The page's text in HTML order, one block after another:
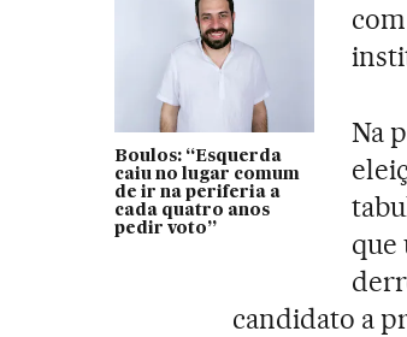
Boulos: “Esquerda
caiu no lugar comum
de ir na periferia a
cada quatro anos
pedir voto”
Na
que
candidato a